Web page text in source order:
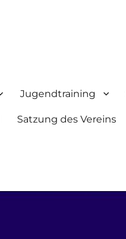
Jugendtraining
Satzung des Vereins